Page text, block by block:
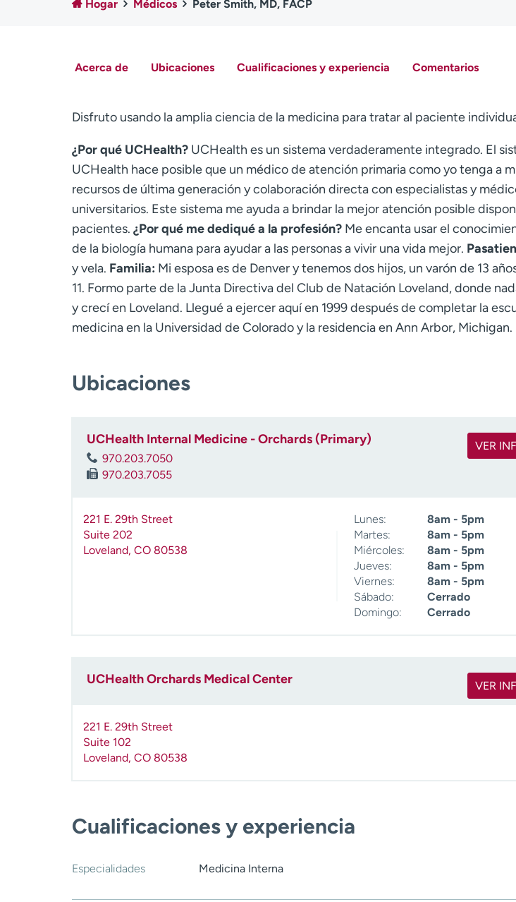
Hogar Médicos Peter Smith, MD, FACP
Acerca de Ubicaciones Cualificaciones y experiencia Comentarios
Disfruto usando la amplia ciencia de la medicina para tratar al paciente
¿Por qué UCHealth? UCHealth es un sistema verdaderamente integrado. El
UCHealth hace posible que un médico de atención primaria como yo tenga a
recursos de última generación y colaboración directa con especialistas y
universitarios. Este sistema me ayuda a brindar la mejor atención posible
pacientes. ¿Por qué me dediqué a la profesión? Me encanta usar el
de la biología humana para ayudar a las personas a vivir una vida mejor.
y vela. Familia: Mi esposa es de Denver y tenemos dos hijos, un varón de 13
11. Formo parte de la Junta Directiva del Club de Natación Loveland, donde
y crecí en Loveland. Llegué a ejercer aquí en 1999 después de completar la
medicina en la Universidad de Colorado y la residencia en Ann Arbor, Michigan.
Ubicaciones
UCHealth Internal Medicine - Orchards (Primary)
970.203.7050
970.203.7055
VER
221 E. 29th Street
Suite 202
Loveland, CO 80538
Lunes:
8am - 5pm
Martes:
8am - 5pm
Miércoles:
8am - 5pm
Jueves:
8am - 5pm
Viernes:
8am - 5pm
Sábado:
Cerrado
Domingo:
Cerrado
UCHealth Orchards Medical Center VER
221 E. 29th Street
Suite 102
Loveland, CO 80538
Cualificaciones y experiencia
Especialidades Medicina Interna